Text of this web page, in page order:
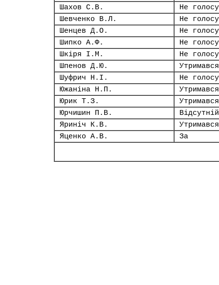
Шахов С.В.
Не
Шевченко В.Л.
Не
Шенцев Д.О.
Не
Шипко А.Ф.
Не
Шкіря І.М.
Не
Шпенов Д.Ю.
Утримався
Шуфрич Н.І.
Не
Южаніна Н.П.
Утримався
Юрик Т.З.
Утримався
Юрчишин П.В.
Відсутній
Яриніч К.В.
Утримався
Яценко А.В.
За